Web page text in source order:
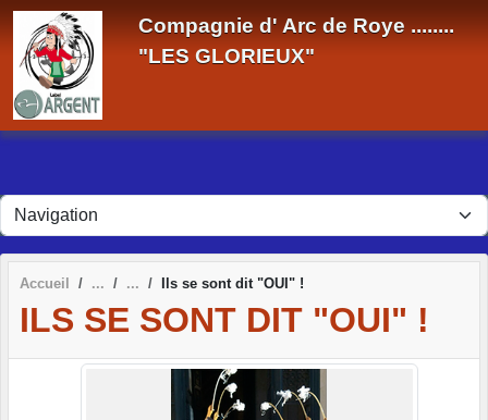
Compagnie d' Arc de Roye ........
"LES GLORIEUX"
Accueil Ils se sont dit "OUI" !
ILS SE SONT DIT "OUI" !
Panneau de gestion des cookies